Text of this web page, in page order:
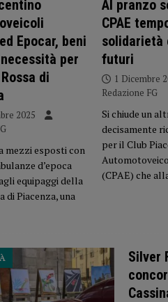
Epocar, beni
per
di
2025
mezzi esposti con
d’epoca
equipaggi della
di Piacenza, una
Al pranzo
CPAE
solidarietà
futuri
1 Dicembre
Redazione FG
Si chiude un
decisamente
per il Club
(CPAE) che
Silver